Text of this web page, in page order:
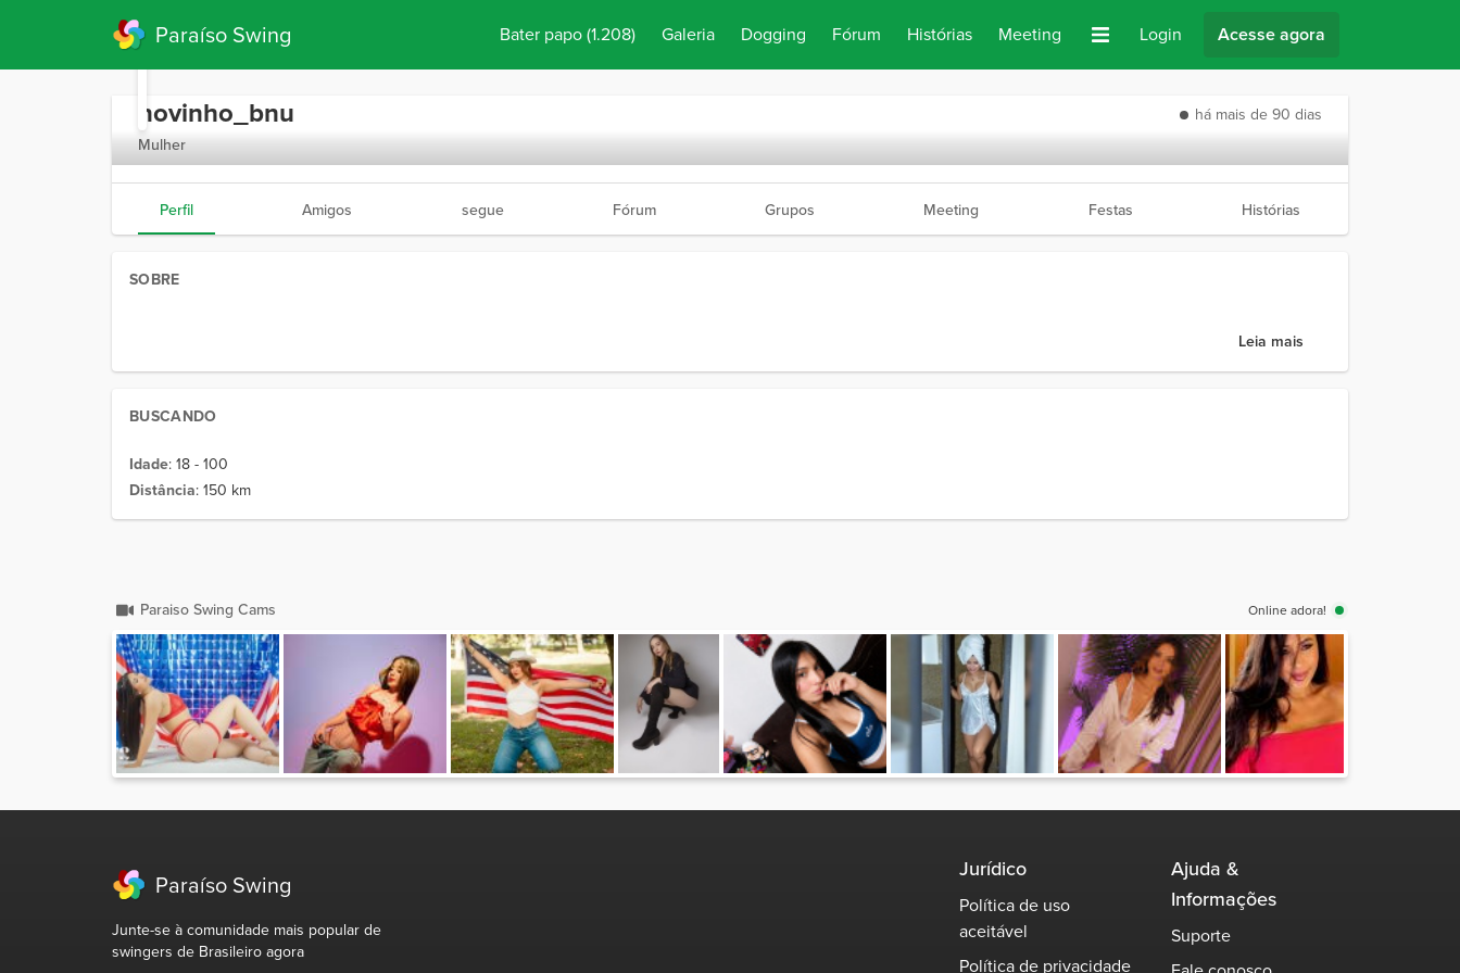
Paraíso Swing Bater papo(1.208) Galeria Dogging Fórum Histórias Meeting Login Acesse agora
novinho_bnu
há mais de 90 dias
Mulher
Perfil Amigos segue Fórum Grupos Meeting Festas Histórias
SOBRE
Leia mais
BUSCANDO
Idade: 18 - 100
Distância: 150 km
Paraiso Swing Cams Online adora!
Paraíso Swing
Junte-se à comunidade mais popular de
swingers de Brasileiro agora
Jurídico
Política de uso
aceitável
Política de privacidade
Ajuda &
Informações
Suporte